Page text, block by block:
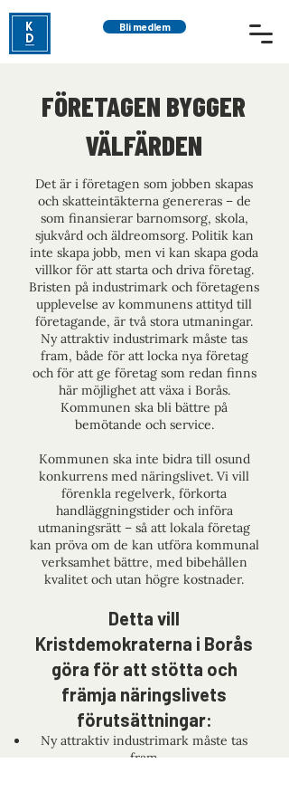
Bli medlem
FÖRETAGEN BYGGER
VÄLFÄRDEN
Det är i företagen som jobben skapas
och skatteintäkterna genereras – de
som finansierar barnomsorg, skola,
sjukvård och äldreomsorg. Politik kan
inte skapa jobb, men vi kan skapa goda
villkor för att starta och driva företag.
Bristen på industrimark och företagens
upplevelse av kommunens attityd till
företagande, är två stora utmaningar.
Ny attraktiv industrimark måste tas
fram, både för att locka nya företag
och för att ge företag som redan finns
här möjlighet att växa i Borås.
Kommunen ska bli bättre på
bemötande och service.
Kommunen ska inte bidra till osund
konkurrens med näringslivet. Vi vill
förenkla regelverk, förkorta
handläggningstider och införa
utmaningsrätt – så att lokala företag
kan pröva om de kan utföra kommunal
verksamhet bättre, med bibehållen
kvalitet och utan högre kostnader.
Detta vill
Kristdemokraterna i Borås
göra för att stötta och
främja näringslivets
förutsättningar:
Ny attraktiv industrimark måste tas
fram